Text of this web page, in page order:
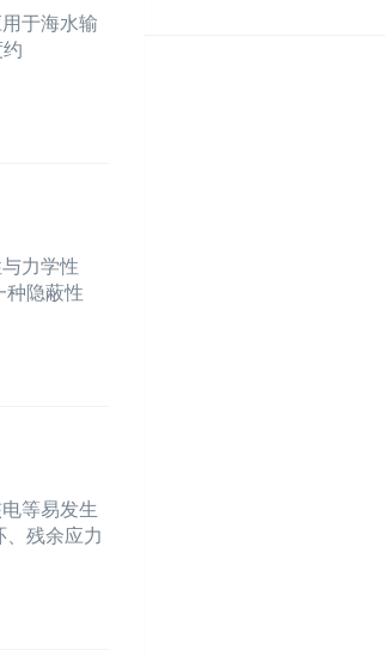
于海水输
力学性
隐蔽性
等易发生
残余应力